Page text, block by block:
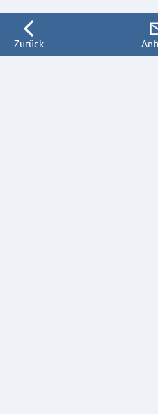
Zurück